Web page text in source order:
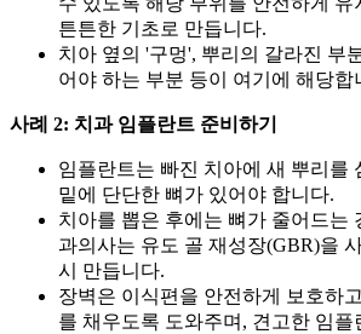
튼튼한 기초로 만듭니다.
치아 옆의 '구멍', 뿌리의 갈라진 부
어야 하는 부분 등이 여기에 해당합
사례 2: 치과 임플란트 준비하기
임플란트는 빠진 치아에 새 뿌리를
밑에 단단한 뼈가 있어야 합니다.
치아를 뽑은 후에는 뼈가 줄어드는
과의사는 유도 골 재성장(GBR)을
시 만듭니다.
장벽은 이식편을 안전하게 보호하
를 채우도록 도와주며, 견고한 임플